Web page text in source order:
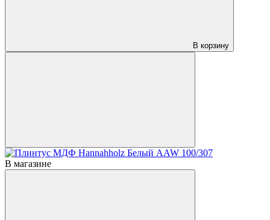
В корзину
В магазине